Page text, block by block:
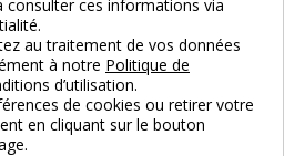
PAIEMENT 100% SÉCURISÉ
par CB / Amex / Virement
consulter ces informations via
au traitement de vos données
à notre Politique de
d’utilisation.
de cookies ou retirer votre
en cliquant sur le bouton